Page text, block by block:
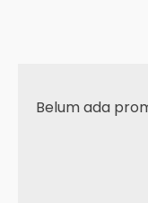
Belum ada